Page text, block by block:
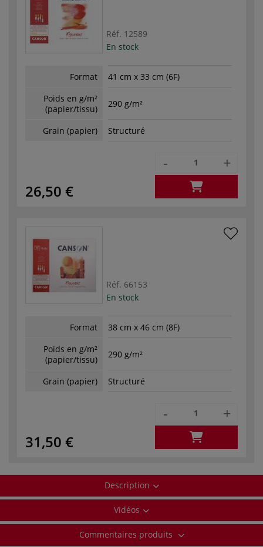
Réf. 12589
En stock
Format
41 cm x 33 cm (6F)
Poids en g/m²
(papier/tissu)
290 g/m²
Grain (papier) Structuré
26,50 €
- +
Réf. 66153
En stock
Format
38 cm x 46 cm (8F)
Poids en g/m²
(papier/tissu)
290 g/m²
Grain (papier) Structuré
31,50 €
- +
Description
Vidéos
Commentaires produits